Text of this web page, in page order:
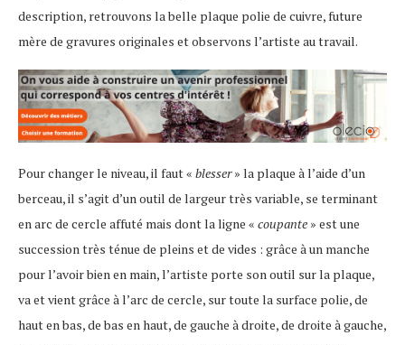
description, retrouvons la belle plaque polie de cuivre, future
mère de gravures originales et observons l’artiste au travail.
Pour changer le niveau, il faut « blesser» la plaque à l’aide d’un
berceau, il s’agit d’un outil de largeur très variable, se terminant
en arc de cercle affuté mais dont la ligne « coupante » est une
succession très ténue de pleins et de vides : grâce à un manche
pour l’avoir bien en main, l’artiste porte son outil sur la plaque,
va et vient grâce à l’arc de cercle, sur toute la surface polie, de
haut en bas, de bas en haut, de gauche à droite, de droite à gauche,